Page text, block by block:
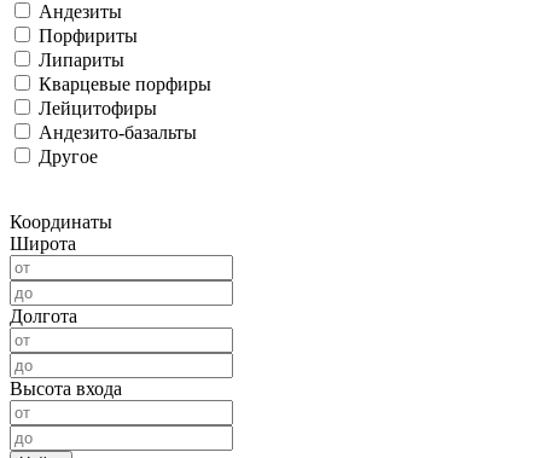
Андезиты
Порфириты
Липариты
Кварцевые порфиры
Лейцитофиры
Андезито-базальты
Другое
Координаты
Широта
Долгота
Высота входа